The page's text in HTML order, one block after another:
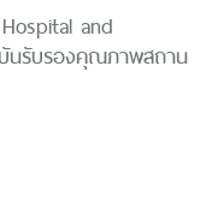
and
นรับรองคุณภาพสถาน